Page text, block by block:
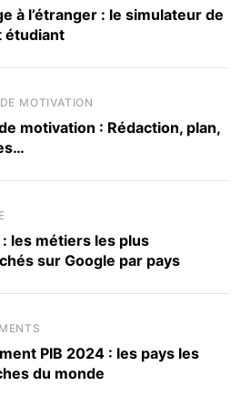
à l’étranger : le simulateur de
étudiant
MOTIVATION
motivation : Rédaction, plan,
: les métiers les plus
sur Google par pays
PIB 2024 : les pays les
du monde